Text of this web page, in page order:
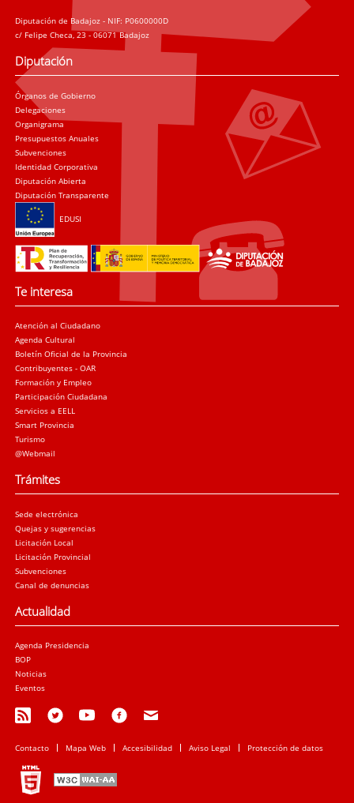
Diputación de Badajoz - NIF: P0600000D
c/ Felipe Checa, 23 - 06071 Badajoz
Diputación
Órganos de Gobierno
Delegaciones
Organigrama
Presupuestos Anuales
Subvenciones
Identidad Corporativa
Diputación Abierta
Diputación Transparente
EDUSI
Te interesa
Atención al Ciudadano
Agenda Cultural
Boletín Oficial de la Provincia
Contribuyentes - OAR
Formación y Empleo
Participación Ciudadana
Servicios a EELL
Smart Provincia
Turismo
@Webmail
Trámites
Sede electrónica
Quejas y sugerencias
Licitación Local
Licitación Provincial
Subvenciones
Canal de denuncias
Actualidad
Agenda Presidencia
BOP
Noticias
Eventos
Contacto Mapa Web Accesibilidad Aviso Legal Protección de datos